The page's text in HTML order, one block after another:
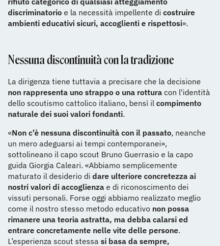
discriminatorio e la necessità impellente di costruire
ambienti educativi sicuri, accoglienti e rispettosi».
Nessuna discontinuità con la tradizione
La dirigenza tiene tuttavia a precisare che la decisione
non rappresenta uno strappo o una rottura con l'identità
dello scoutismo cattolico italiano, bensì il compimento
naturale dei suoi valori fondanti.
«Non c’è nessuna discontinuità con il passato, neanche
un mero adeguarsi ai tempi contemporanei»,
sottolineano il capo scout Bruno Guerrasio e la capo
guida Giorgia Caleari. «Abbiamo semplicemente
maturato il desiderio di dare ulteriore concretezza ai
nostri valori di accoglienza e di riconoscimento dei
vissuti personali. Forse oggi abbiamo realizzato meglio
come il nostro stesso metodo educativo non possa
rimanere una teoria astratta, ma debba calarsi ed
entrare concretamente nelle vite delle persone.
L’esperienza scout stessa si basa da sempre,